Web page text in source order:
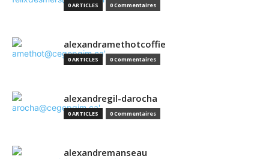
0 ARTICLES 0 Commentaires
alexandramethotcoffie
0 ARTICLES 0 Commentaires
alexandregil-darocha
0 ARTICLES 0 Commentaires
alexandremanseau